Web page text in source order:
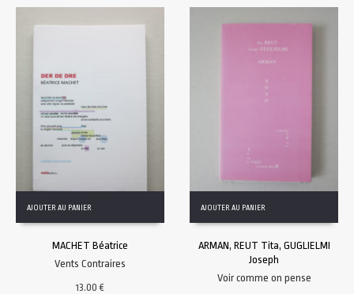
AJOUTER AU PANIER
MACHET Béatrice
Vents Contraires
13.00€
AJOUTER AU PANIER
ARMAN, REUT Tita, GUGLIELMI
Joseph
Voir comme on pense